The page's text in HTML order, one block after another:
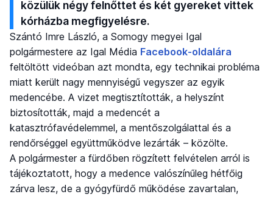
közülük négy felnőttet és két gyereket vittek
kórházba megfigyelésre.
Szántó Imre László, a Somogy megyei Igal
polgármestere az Igal Média Facebook-oldalára
feltöltött videóban azt mondta, egy technikai probléma
miatt került nagy mennyiségű vegyszer az egyik
medencébe. A vizet megtisztították, a helyszínt
biztosították, majd a medencét a
katasztrófavédelemmel, a mentőszolgálattal és a
rendőrséggel együttműködve lezárták – közölte.
A polgármester a fürdőben rögzített felvételen arról is
tájékoztatott, hogy a medence valószínűleg hétfőig
zárva lesz, de a gyógyfürdő működése zavartalan,